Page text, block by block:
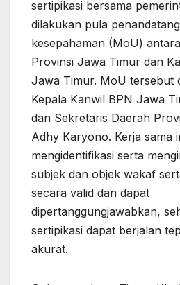
sertipikasi bersama
dilakukan pula
kesepahaman (MoU)
Provinsi Jawa Timur dan
Jawa Timur. MoU tersebut
Kepala Kanwil BPN Jawa
dan Sekretaris Daerah
Adhy Karyono. Kerja sama
mengidentifikasi serta
subjek dan objek wakaf
secara valid dan dapat
dipertanggungjawabkan,
sertipikasi dapat berjalan
akurat.